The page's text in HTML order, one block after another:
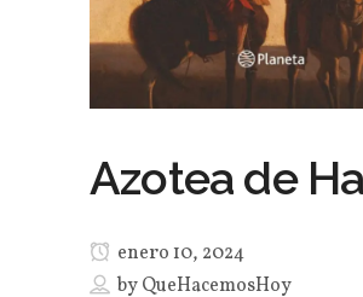
Azotea de
enero 10, 2024
byQueHacemosHoy